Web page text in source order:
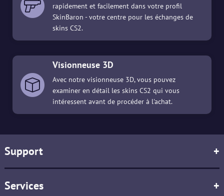
rapidement et facilement dans votre profil
SkinBaron - votre centre pour les échanges de
skins CS2.
Visionneuse 3D
Avec notre visionneuse 3D, vous pouvez
examiner en détail les skins CS2 qui vous
intéressent avant de procéder à l'achat.
Support +
Services +